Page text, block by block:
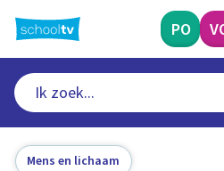
naar
hoofdinhoud
PO
Mens en lichaam